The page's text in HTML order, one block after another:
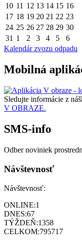
10 11 12 13 14 15 16
17 18 19 20 21 22 23
24 25 26 27 28 29 30
31 1 2 3 4 5
6
Kalendár zvozu odpadu
Mobilná
Sledujte informácie z
V OBRAZE.
SMS-info
Odber noviniek
Návštevnosť
Návštevnosť:
ONLINE:1
DNES:67
TÝŽDEŇ:1358
CELKOM:795717